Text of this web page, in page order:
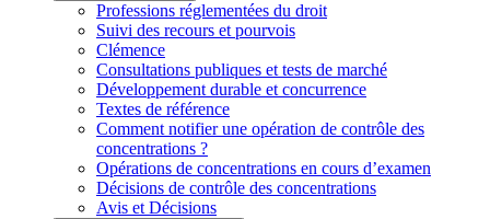
Professions réglementées du droit
Suivi des recours et pourvois
Clémence
Consultations publiques et tests de marché
Développement durable et concurrence
Textes de référence
Comment notifier une opération de contrôle des
concentrations ?
Opérations de concentrations en cours d’examen
Décisions de contrôle des concentrations
Avis et Décisions